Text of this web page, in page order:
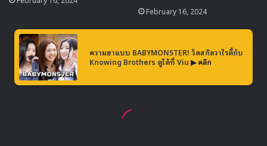
เสตจของ EXO ที่เปิดตัวมาด้วย Love Me Right ก่อนจะส่งเข้า